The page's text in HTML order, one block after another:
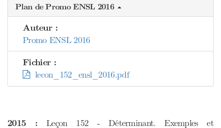
Plan de Promo ENSL 2016
Auteur :
Promo ENSL 2016
Fichier :
lecon_152_ensl_2016.pdf
2015 : Leçon 152 - Déterminant. Exemples et